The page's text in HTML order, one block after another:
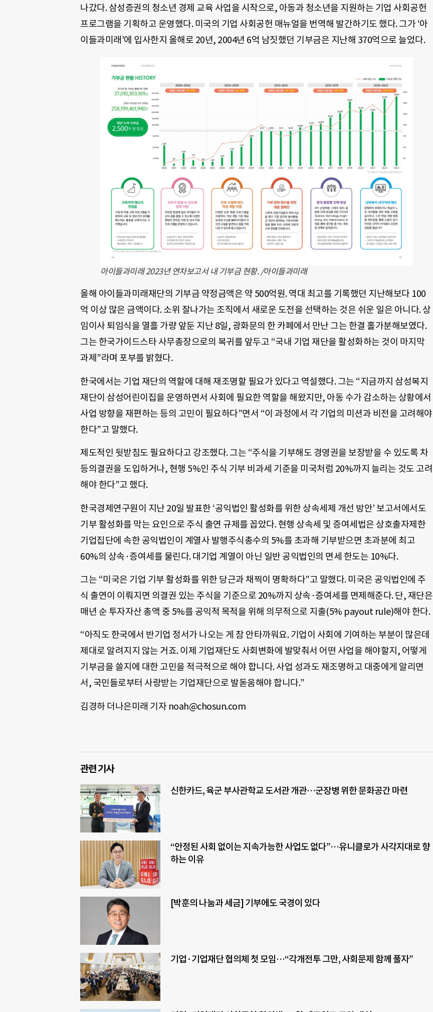
나갔다. 삼성증권의 청소년 경제 교육 사업을 시작으로, 아동과 청소년을 지원하는 기업 사회공헌
프로그램을 기획하고 운영했다. 미국의 기업 사회공헌 매뉴얼을 번역해 발간하기도 했다. 그가 ‘아
이들과미래’에 입사한지 올해로 20년, 2004년 6억 남짓했던 기부금은 지난해 370억으로 늘었다.
아이들과미래 2023년 연차보고서 내 기부금 현황. /아이들과미래
올해 아이들과미래재단의 기부금 약정금액은 약 500억원. 역대 최고를 기록했던 지난해보다 100
억 이상 많은 금액이다. 소위 잘나가는 조직에서 새로운 도전을 선택하는 것은 쉬운 일은 아니다. 상
임이사 퇴임식을 열흘 가량 앞둔 지난 8일, 광화문의 한 카페에서 만난 그는 한결 홀가분해보였다.
그는 한국가이드스타 사무총장으로의 복귀를 앞두고 “국내 기업 재단을 활성화하는 것이 마지막
과제”라며 포부를 밝혔다.
한국에서는 기업 재단의 역할에 대해 재조명할 필요가 있다고 역설했다. 그는 “지금까지 삼성복지
재단이 삼성어린이집을 운영하면서 사회에 필요한 역할을 해왔지만, 아동 수가 감소하는 상황에서
사업 방향을 재편하는 등의 고민이 필요하다”면서 “이 과정에서 각 기업의 미션과 비전을 고려해야
한다”고 말했다.
제도적인 뒷받침도 필요하다고 강조했다. 그는 “주식을 기부해도 경영권을 보장받을 수 있도록 차
등의결권을 도입하거나, 현행 5%인 주식 기부 비과세 기준을 미국처럼 20%까지 늘리는 것도 고려
해야 한다”고 했다.
한국경제연구원이 지난 20일 발표한 ‘공익법인 활성화를 위한 상속세제 개선 방안’ 보고서에서도
기부 활성화를 막는 요인으로 주식 출연 규제를 꼽았다. 현행 상속세 및 증여세법은 상호출자제한
기업집단에 속한 공익법인이 계열사 발행주식총수의 5%를 초과해 기부받으면 초과분에 최고
60%의 상속·증여세를 물린다. 대기업 계열이 아닌 일반 공익법인의 면세 한도는 10%다.
그는 “미국은 기업 기부 활성화를 위한 당근과 채찍이 명확하다”고 말했다. 미국은 공익법인에 주
식 출연이 이뤄지면 의결권 있는 주식을 기준으로 20%까지 상속·증여세를 면제해준다. 단, 재단은
매년 순 투자자산 총액 중 5%를 공익적 목적을 위해 의무적으로 지출(5% payout rule)해야 한다.
“아직도 한국에서 반기업 정서가 나오는 게 참 안타까워요. 기업이 사회에 기여하는 부분이 많은데
제대로 알려지지 않는 거죠. 이제 기업재단도 사회변화에 발맞춰서 어떤 사업을 해야할지, 어떻게
기부금을 쓸지에 대한 고민을 적극적으로 해야 합니다. 사업 성과도 재조명하고 대중에게 알리면
서, 국민들로부터 사랑받는 기업재단으로 발돋움해야 합니다.”
김경하 더나은미래 기자 noah@chosun.com
관련 기사
신한카드, 육군 부사관학교 도서관 개관…군장병 위한 문화공간 마련
“안정된 사회 없이는 지속가능한 사업도 없다”…유니클로가 사각지대로 향
하는 이유
[박훈의 나눔과 세금] 기부에도 국경이 있다
기업·기업재단 협의체 첫 모임…“각개전투 그만, 사회문제 함께 풀자”